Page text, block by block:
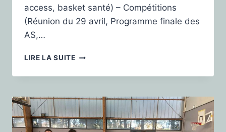
access, basket santé) – Compétitions
(Réunion du 29 avril, Programme finale des
AS,…
LIRE LA SUITE